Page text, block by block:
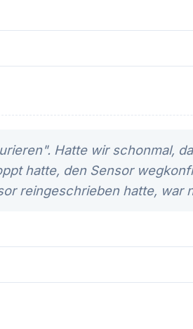
Hatte wir schonmal,
hatte, den Sensor
reingeschrieben hatte, war